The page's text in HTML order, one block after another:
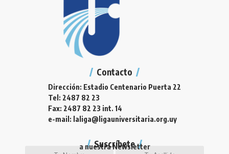
Contacto
Dirección: Estadio Centenario Puerta 22
Tel: 2487 82 23
Fax: 2487 82 23 int. 14
e-mail: laliga@ligauniversitaria.org.uy
Suscríbete
a nuestra Newsletter